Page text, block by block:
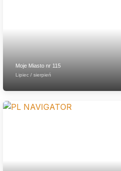
Moje Miasto nr 115
Lipiec / sierpień